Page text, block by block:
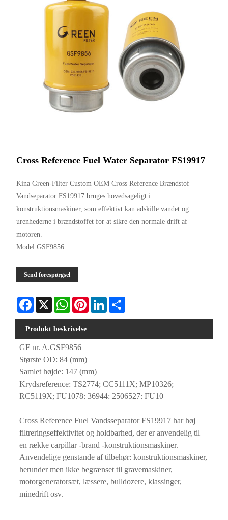
Cross Reference Fuel Water Separator FS19917
Kina Green-Filter Custom OEM Cross Reference Brændstof
Vandseparator FS19917 bruges hovedsageligt i
konstruktionsmaskiner, som effektivt kan adskille vandet og
urenhederne i brændstoffet for at sikre den normale drift af
motoren.
Model:GSF9856
Send forespørgsel
Facebook
X WhatsAppPinterestLinkedIn
Produkt beskrivelse
GF nr. A.GSF9856
Største OD: 84 (mm)
Samlet højde: 147 (mm)
Krydsreference: TS2774; CC5111X; MP10326;
RC5119X; FU1078: 36944: 2506527: FU10
Cross Reference Fuel Vandsseparator FS19917 har høj
filtreringseffektivitet og holdbarhed, der er anvendelig til
en række carpillar -brand -konstruktionsmaskiner.
Anvendelige genstande af tilbehør: konstruktionsmaskiner,
herunder men ikke begrænset til gravemaskiner,
motorgeneratorsæt, læssere, bulldozere, klassinger,
minedrift osv.